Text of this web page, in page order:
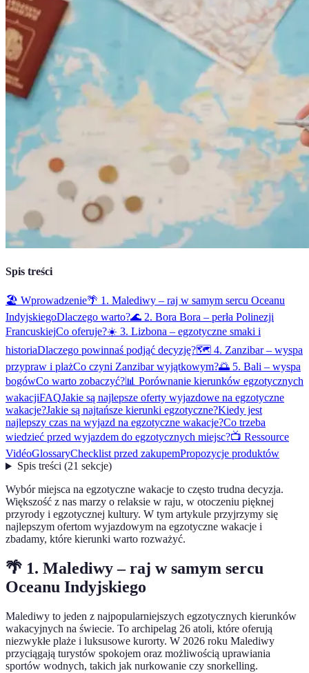
Spis treści
🏖️ Wprowadzenie🌴 1. Malediwy – raj w samym sercu Oceanu
IndyjskiegoDlaczego warto?🌊 2. Bora Bora – perła Polinezji
FrancuskiejCo oferuje?☀️ 3. Lizbona – egzotyczne smaki i
historiaDlaczego powinnaś podjąć decyzję?🗺️ 4. Zanzibar – wyspa
przypraw i plażCo czyni Zanzibar wyjątkowym?🌅 5. Bali – wyspa
bogówCo warto zobaczyć?📊 Porównanie kierunków egzotycznych
wakacjiFAQJakie są najlepsze oferty wyjazdowe na egzotyczne
wakacje?Jakie są najtańsze kierunki egzotyczne?Kiedy jest
najlepszy czas na wyjazd na egzotyczne wakacje?Co trzeba
wiedzieć przed wyjazdem do egzotycznych miejsc?📺 Ressource
VidéoGlossaryChecklist przed zakupemPropozycje produktów
Spis treści(21 sekcje)
Wybór miejsca na egzotyczne wakacje to często trudna decyzja.
Większość z nas marzy o relaksie w raju, w otoczeniu pięknej
przyrody i egzotycznej kultury. W tym artykule przyjrzymy się
najlepszym ofertom wyjazdowym na egzotyczne wakacje i
zbadamy, które kierunki warto rozważyć.
🌴 1. Malediwy – raj w samym sercu
Oceanu Indyjskiego
Malediwy to jeden z najpopularniejszych egzotycznych kierunków
wakacyjnych na świecie. To archipelag 26 atoli, które oferują
niezwykłe plaże i luksusowe kurorty. W 2026 roku Malediwy
przyciągają turystów spokojem oraz możliwością uprawiania
sportów wodnych, takich jak nurkowanie czy snorkelling.